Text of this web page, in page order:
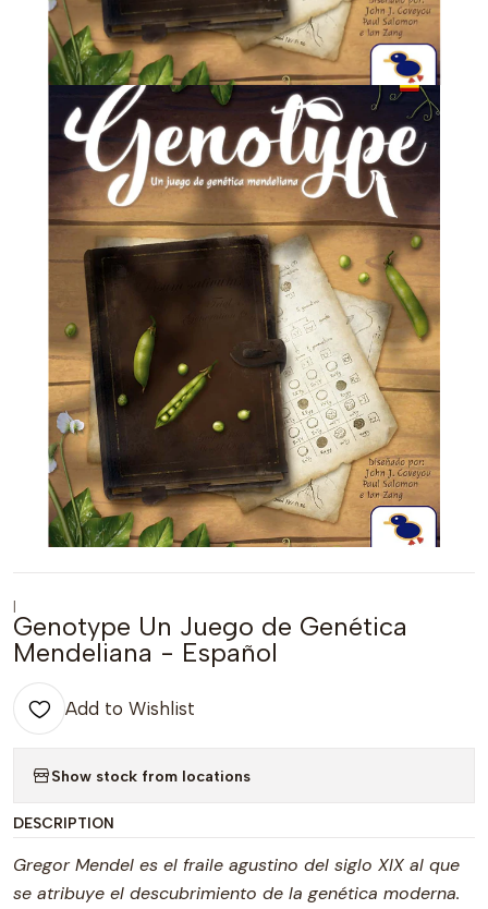
|
Genotype Un Juego de Genética
Mendeliana - Español
Add to Wishlist
Show stock from locations
DESCRIPTION
Gregor Mendel es el fraile agustino del siglo XIX al que
se atribuye el descubrimiento de la genética moderna.